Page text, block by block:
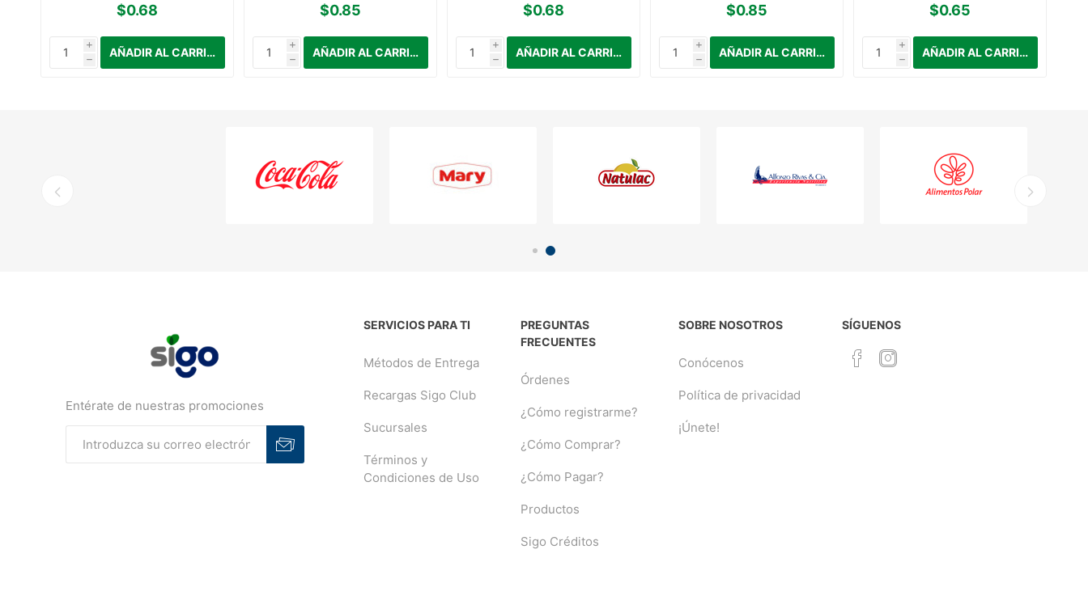
$0.68
i
h
$0.85
i
h
$0.68
i
h
$0.85
i
h
$0.65
i
h
Entérate de nuestras promociones
SERVICIOS PARA TI
Métodos de Entrega
Recargas Sigo Club
Sucursales
Términos y
Condiciones de Uso
PREGUNTAS
FRECUENTES
Órdenes
¿Cómo registrarme?
¿Cómo Comprar?
¿Cómo Pagar?
Productos
Sigo Créditos
SOBRE NOSOTROS
Conócenos
Política de privacidad
¡Únete!
SÍGUENOS